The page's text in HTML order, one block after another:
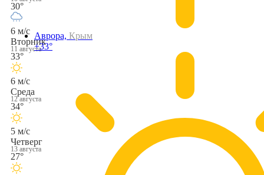
Аврора, Крым
+33°
30°
6 м/с
Вторник
11 августа
33°
6 м/с
Среда
12 августа
34°
5 м/с
Четверг
13 августа
27°